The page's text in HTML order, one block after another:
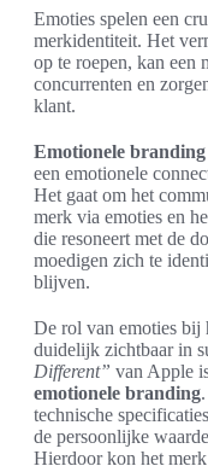
Emoties spelen een
merkidentiteit. Het
op te roepen, kan een
concurrenten en
klant.
Emotionele branding
een emotionele
Het gaat om het
merk via emoties en
die resoneert met de
moedigen zich te
blijven.
De rol van emoties bij
duidelijk zichtbaar in
Different” van Apple
emotionele branding
technische
de persoonlijke
Hierdoor kon het